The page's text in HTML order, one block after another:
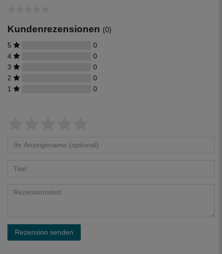
Kundenrezensionen (0)
5
0
4
0
3
0
2
0
1
0
Rezension senden